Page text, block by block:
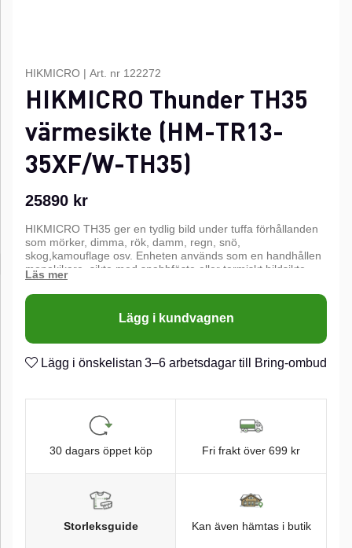
HIKMICRO | Art. nr 122272
HIKMICRO Thunder TH35
värmesikte (HM-TR13-
35XF/W-TH35)
25890 kr
HIKMICRO TH35 ger en tydlig bild under tuffa förhållanden
som mörker, dimma, rök, damm, regn, snö,
skog,kamouflage osv. Enheten används som en handhållen
monokikare, sikte med snabbfäste eller termiskt bildsikte.
Lägg i kundvagnen
Lägg i önskelistan 3–6 arbetsdagar till Bring-ombud
30 dagars öppet köp Fri frakt över 699 kr
Storleksguide Kan även hämtas i butik